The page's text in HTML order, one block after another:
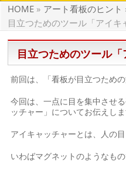
HOME » アート看板のヒント
目立つためのツール「アイキ
目立つためのツール「
前回は、「看板が目立つため
今回は、一点に目を集中させ
ッチャー」についてお伝えしま
アイキャッチャーとは、人の
いわばマグネットのようなもの